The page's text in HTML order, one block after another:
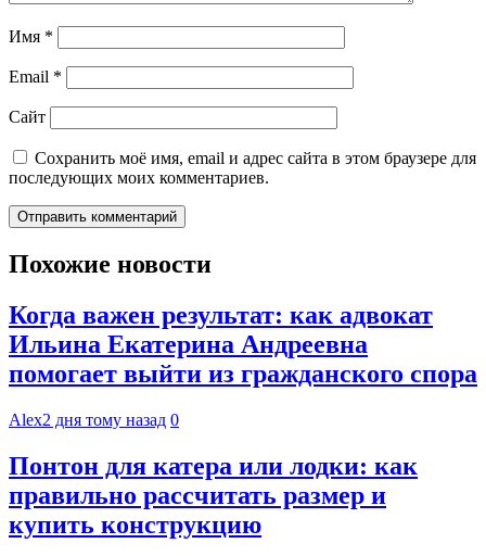
Имя *
Email *
Сайт
Сохранить моё имя, email и адрес сайта в этом браузере для
последующих моих комментариев.
Похожие новости
Когда важен результат: как адвокат
Ильина Екатерина Андреевна
помогает выйти из гражданского спора
Alex2 дня тому назад 0
Понтон для катера или лодки: как
правильно рассчитать размер и
купить конструкцию